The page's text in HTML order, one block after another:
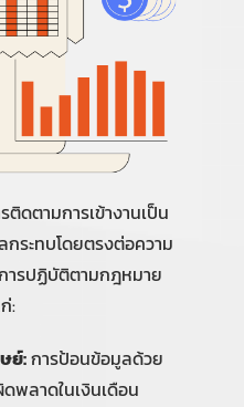
ติดตามการเข้างานเป็น
ระทบโดยตรงต่อความ
ารปฏิบัติตามกฎหมาย
:
ย์:การป้อนข้อมูลด้วย
พลาดในเงินเดือน